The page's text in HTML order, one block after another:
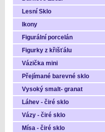
Lesní Sklo
Ikony
Figurální porcelán
Figurky z křišťálu
Vázička mini
Přejímané barevné sklo
Vysoký smalt- granat
Láhev - čiré sklo
Vázy - čiré sklo
Mísa - čiré sklo